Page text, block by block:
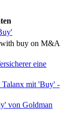
with buy on M&A
eine
mit 'Buy' -
von Goldman